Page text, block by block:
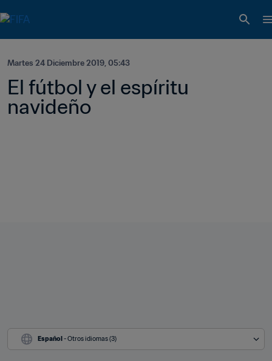
Martes 24 Diciembre 2019, 05:43
El fútbol y el espíritu
navideño
Español - Otros idiomas (3)